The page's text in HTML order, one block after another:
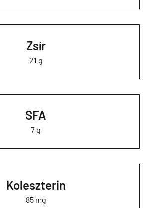
Zsír
21 g
SFA
7 g
Koleszterin
85 mg